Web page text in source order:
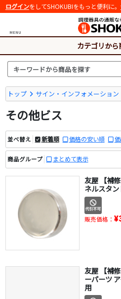
ログインをしてSHOKUBIをもっと便利に。
MENU
カテゴリか
トップ サイン・インフォメーション
その他ビス
並べ替え 新着順 価格の安い順
商品グループ まとめて表示
友屋 【補
ネルスタ
販売価格：
友屋 【補
ーパーツ
用